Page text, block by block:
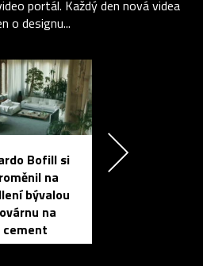
portál. Každý den nová videa
o designu...
Bofill si
na
bývalou
na
cement